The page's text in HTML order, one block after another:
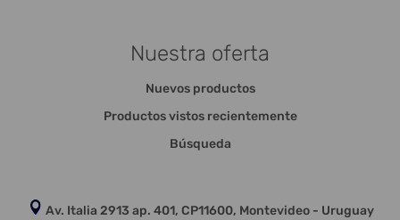
Nuestra oferta
Nuevos productos
Productos vistos recientemente
Búsqueda
Av. Italia 2913 ap. 401, CP11600, Montevideo - Uruguay